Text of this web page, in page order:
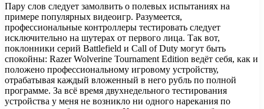
Пару слов следует замолвить о полевых испытаниях на
примере популярных видеоигр. Разумеется,
профессиональные контроллеры тестировать следует
исключительно на шутерах от первого лица. Так вот,
поклонники серий Battlefield и Call of Duty могут быть
спокойны: Razer Wolverine Tournament Edition ведёт себя, как и
положено профессиональному игровому устройству,
отрабатывая каждый вложенный в него рубль по полной
программе. За всё время двухнедельного тестирования
устройства у меня не возникло ни одного нарекания по